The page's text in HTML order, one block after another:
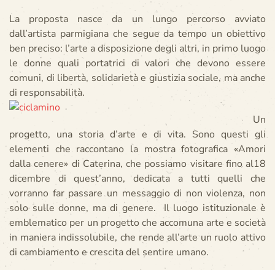
La proposta nasce da un lungo percorso avviato
dall’artista parmigiana che segue da tempo un obiettivo
ben preciso: l’arte a disposizione degli altri, in primo luogo
le donne quali portatrici di valori che devono essere
comuni, di libertà, solidarietà e giustizia sociale, ma anche
di responsabilità.
Un
progetto, una storia d’arte e di vita. Sono questi gli
elementi che raccontano la mostra fotografica «Amori
dalla cenere» di Caterina, che possiamo visitare fino al18
dicembre di quest’anno, dedicata a tutti quelli che
vorranno far passare un messaggio di non violenza, non
solo sulle donne, ma di genere. Il luogo istituzionale è
emblematico per un progetto che accomuna arte e società
in maniera indissolubile, che rende all’arte un ruolo attivo
di cambiamento e crescita del sentire umano.